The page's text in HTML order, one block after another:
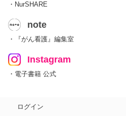
・NurSHARE
note
・『がん看護』編集室
Instagram
・電子書籍 公式
ログイン